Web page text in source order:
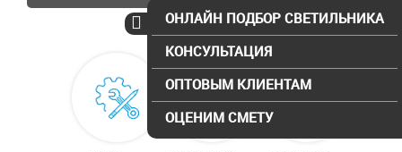
ОНЛАЙН ПОДБОР СВЕТИЛЬНИКА
КОНСУЛЬТАЦИЯ
ОПТОВЫМ КЛИЕНТАМ
ОЦЕНИМ СМЕТУ